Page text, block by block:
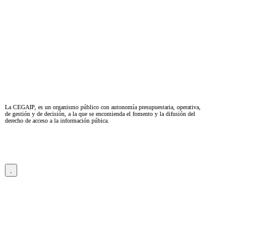
La CEGAIP, es un organismo público con autonomía presupuestaria, operativa,
de gestión y de decisión, a la que se encomienda el fomento y la difusión del
derecho de acceso a la información púbica.